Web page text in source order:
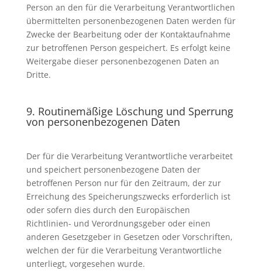
Person an den für die Verarbeitung Verantwortlichen
übermittelten personenbezogenen Daten werden für
Zwecke der Bearbeitung oder der Kontaktaufnahme
zur betroffenen Person gespeichert. Es erfolgt keine
Weitergabe dieser personenbezogenen Daten an
Dritte.
9. Routinemäßige Löschung und Sperrung
von personenbezogenen Daten
Der für die Verarbeitung Verantwortliche verarbeitet
und speichert personenbezogene Daten der
betroffenen Person nur für den Zeitraum, der zur
Erreichung des Speicherungszwecks erforderlich ist
oder sofern dies durch den Europäischen
Richtlinien- und Verordnungsgeber oder einen
anderen Gesetzgeber in Gesetzen oder Vorschriften,
welchen der für die Verarbeitung Verantwortliche
unterliegt, vorgesehen wurde.